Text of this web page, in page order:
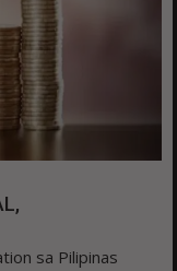
sa Pilipinas